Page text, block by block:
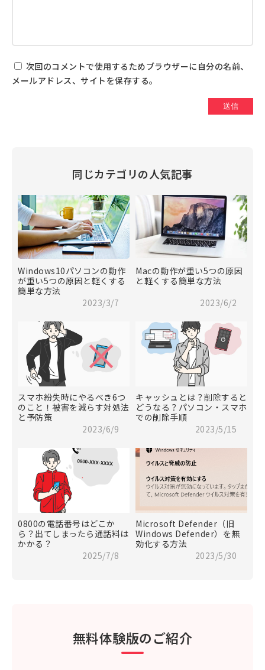
次回のコメントで使用するためブラウザーに自分の名前、
メールアドレス、サイトを保存する。
同じカテゴリの人気記事
Windows10パソコンの動作
が重い5つの原因と軽くする
簡単な方法
2023/3/7
Macの動作が重い5つの原因
と軽くする簡単な方法
2023/6/2
スマホ紛失時にやるべき6つ
のこと！被害を減らす対処法
と予防策
2023/6/9
キャッシュとは？削除すると
どうなる？パソコン・スマホ
での削除手順
2023/5/15
0800の電話番号はどこか
ら？出てしまったら通話料は
かかる？
2025/7/8
Microsoft Defender（旧
Windows Defender）を無
効化する方法
2023/5/30
無料体験版のご紹介